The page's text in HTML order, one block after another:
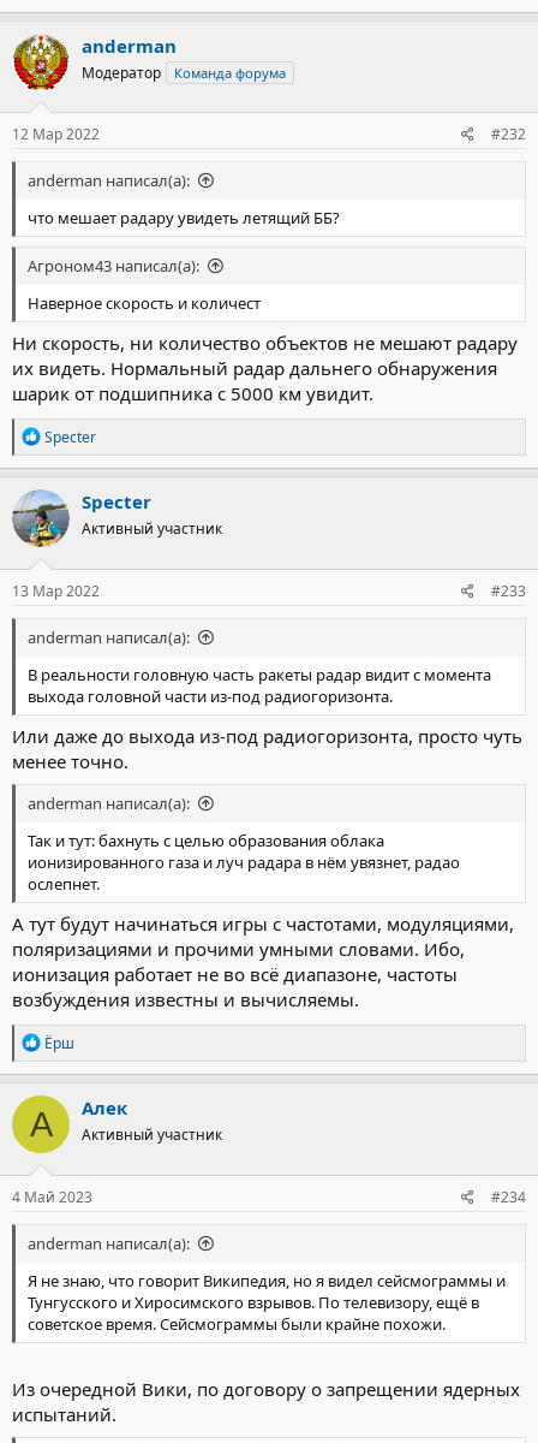
anderman
Модератор Команда форума
12 Мар 2022 #232
anderman написал(а):
что мешает радару увидеть летящий ББ?
Агроном43 написал(а):
Наверное скорость и количест
Ни скорость, ни количество объектов не мешают радару
их видеть. Нормальный радар дальнего обнаружения
шарик от подшипника с 5000 км увидит.
Р
е
а
к
ц
и
и
:
Specter
Specter
Активный участник
13 Мар 2022 #233
anderman написал(а):
В реальности головную часть ракеты радар видит с момента
выхода головной части из-под радиогоризонта.
Или даже до выхода из-под радиогоризонта, просто чуть
менее точно.
anderman написал(а):
Так и тут: бахнуть с целью образования облака
ионизированного газа и луч радара в нём увязнет, радао
ослепнет.
А тут будут начинаться игры с частотами, модуляциями,
поляризациями и прочими умными словами. Ибо,
ионизация работает не во всё диапазоне, частоты
возбуждения известны и вычисляемы.
Р
е
а
к
ц
и
и
:
Ёрш
А Алек
Активный участник
4 Май 2023 #234
anderman написал(а):
Я не знаю, что говорит Википедия, но я видел сейсмограммы и
Тунгусского и Хиросимского взрывов. По телевизору, ещё в
советское время. Сейсмограммы были крайне похожи.
Из очередной Вики, по договору о запрещении ядерных
испытаний.